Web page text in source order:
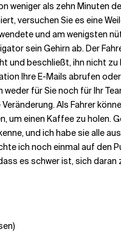
weniger als zehn Minuten
versuchen Sie es eine
und am wenigsten
sein Gehirn ab. Der
und beschließt, ihn nicht
Ihre E-Mails abrufen
für Sie noch für Ihr
Als Fahrer
um einen Kaffee zu holen.
und ich habe sie alle
ich noch einmal auf den
es schwer ist, sich daran